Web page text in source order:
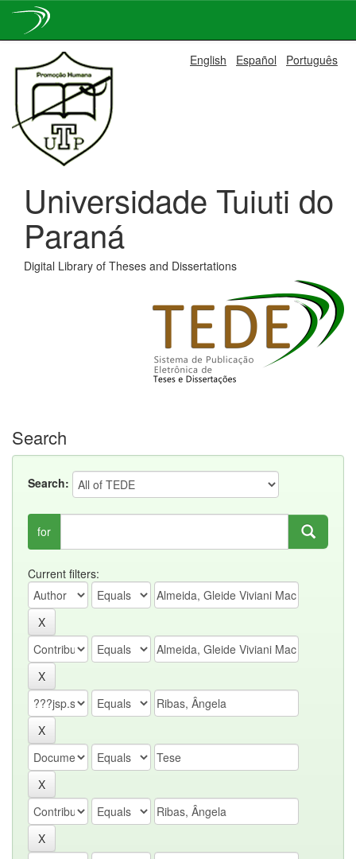
navigation
English Español Português
Universidade Tuiuti do
Paraná
Digital Library of Theses and Dissertations
Search
Search:
for
Current filters: